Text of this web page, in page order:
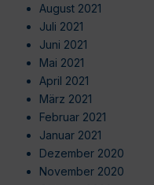
August 2021
Juli 2021
Juni 2021
Mai 2021
April 2021
März 2021
Februar 2021
Januar 2021
Dezember 2020
November 2020